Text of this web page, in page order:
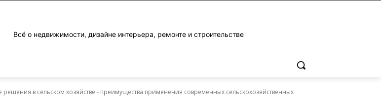
Всё о недвижимости, дизайне интерьера, ремонте и строительстве
решения в сельском хозяйстве - преимущества применения современных сельскохозяйственных